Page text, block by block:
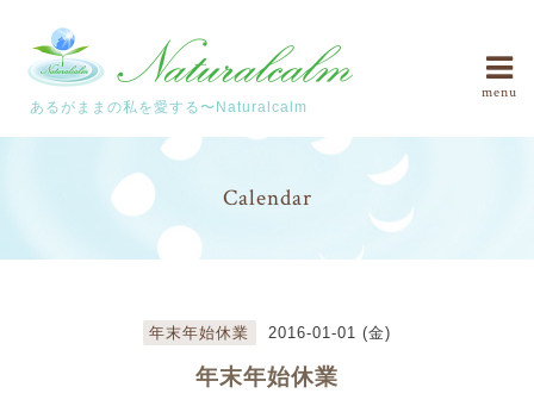
あるがままの私を愛する〜Naturalcalm
menu
Calendar
年末年始休業 2016-01-01 (金)
年末年始休業